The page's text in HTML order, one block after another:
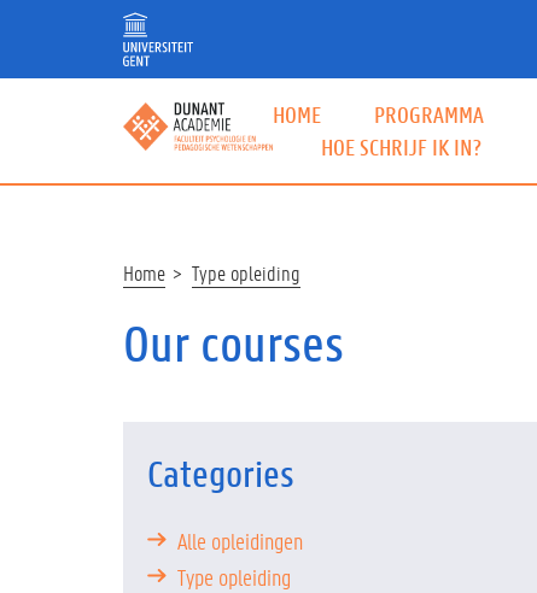
main
HOME PROGRAMMA
HOE SCHRIJF IK IN?
Breadcrumb
Home Type opleiding
Our courses
Categories
Alle opleidingen
Type opleiding